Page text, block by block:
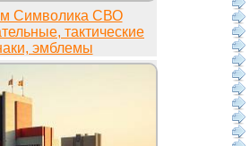
Символика СВО
тактические
эмблемы